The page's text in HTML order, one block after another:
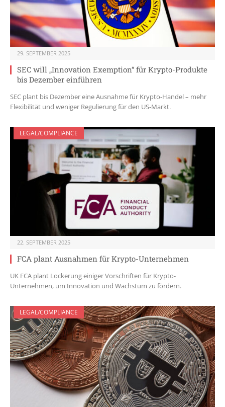
29. SEPTEMBER 2025
SEC will „Innovation Exemption“ für Krypto-Produkte
bis Dezember einführen
SEC plant bis Dezember eine Ausnahme für Krypto-Handel – mehr
Flexibilität und weniger Regulierung für den US-Markt.
LEGAL/COMPLIANCE
22. SEPTEMBER 2025
FCA plant Ausnahmen für Krypto-Unternehmen
UK FCA plant Lockerung einiger Vorschriften für Krypto-
Unternehmen, um Innovation und Wachstum zu fördern.
LEGAL/COMPLIANCE